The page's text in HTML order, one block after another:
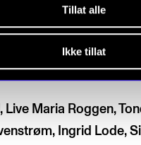
Tillat alle
Ikke tillat
Live Maria Roggen
Live Maria Roggen,
Ingrid Lode,